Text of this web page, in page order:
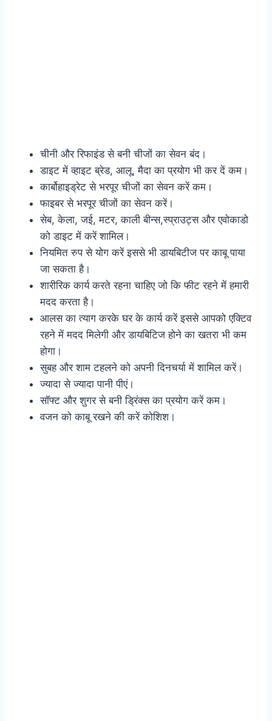
चीनी और रिफाइंड से बनी चीजों का सेवन बंद।
डाइट में व्हाइट ब्रेड, आलू, मैदा का प्रयोग भी कर दें कम।
कार्बोहाइड्रेट से भरपूर चीजों का सेवन करें कम।
फाइबर से भरपूर चीजों का सेवन करें।
सेब, केला, जई, मटर, काली बीन्स,स्प्राउट्स और एवोकाडो
को डाइट में करें शामिल।
नियमित रुप से योग करें इससे भी डायबिटीज पर काबू पाया
जा सकता है।
शारीरिक कार्य करते रहना चाहिए जो कि फीट रहने में हमारी
मदद करता है।
आलस का त्याग करके घर के कार्य करें इससे आपको एक्टिव
रहने में मदद मिलेगी और डायबिटिज होने का खतरा भी कम
होगा।
सुबह और शाम टहलने को अपनी दिनचर्या में शामिल करें।
ज्यादा से ज्यादा पानी पीएं।
सॉफ्ट और शुगर से बनी ड्रिंक्स का प्रयोग करें कम।
वजन को काबू रखने की करें कोशिश।